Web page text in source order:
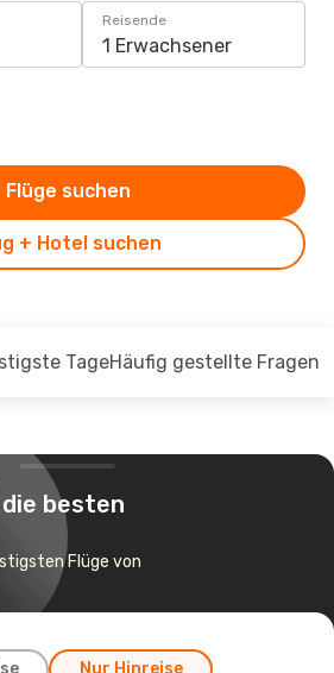
Reisende
1 Erwachsener
+ Hotel suchen
Flüge suchen
TageHäufig gestellte Fragen
besten
Flüge von
Nur Hinreise